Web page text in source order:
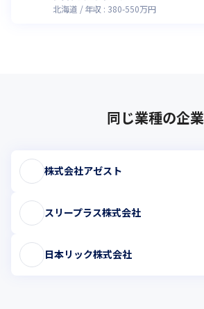
北海道
年収 : 380-550万円
同じ業種の企業
株式会社アゼスト
スリープラス株式会社
日本リック株式会社